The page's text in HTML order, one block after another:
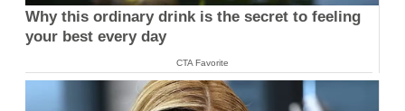
Why this ordinary drink is the secret to feeling
your best every day
CTA Favorite